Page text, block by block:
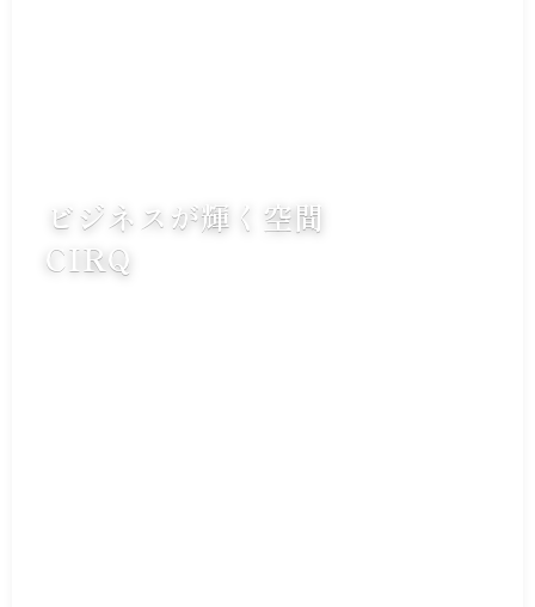
ビジネスが輝く空間
CIRQ